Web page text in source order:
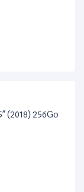
(2018) 256Go